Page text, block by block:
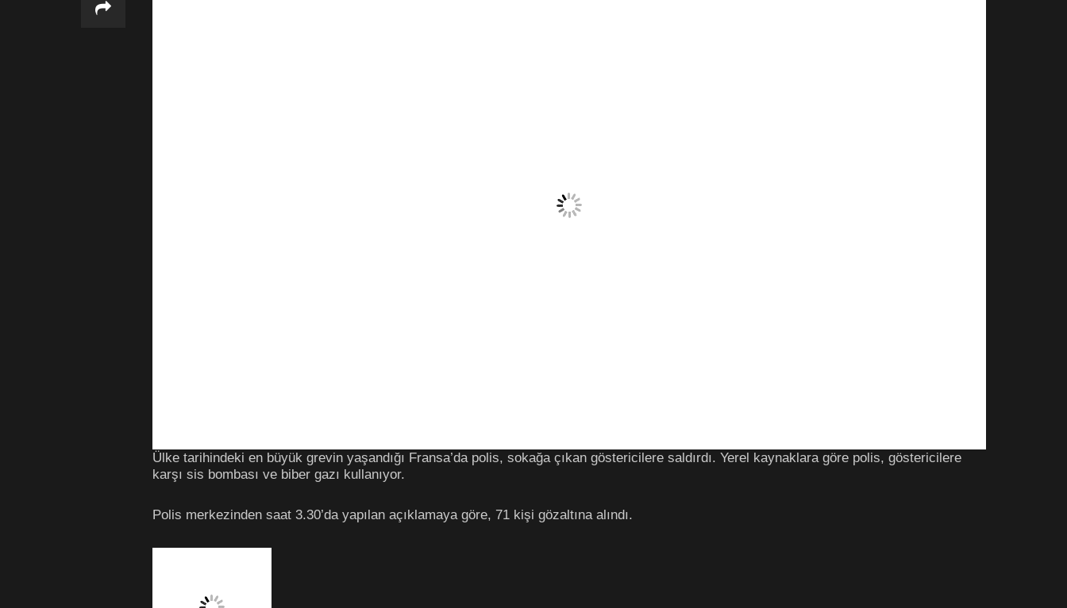
Ülke tarihindeki en büyük grevin yaşandığı Fransa’da polis, sokağa çıkan göstericilere saldırdı. Yerel kaynaklara göre polis, göstericilere
karşı sis bombası ve biber gazı kullanıyor.
​Polis merkezinden saat 3.30’da yapılan açıklamaya göre, 71 kişi gözaltına alındı.